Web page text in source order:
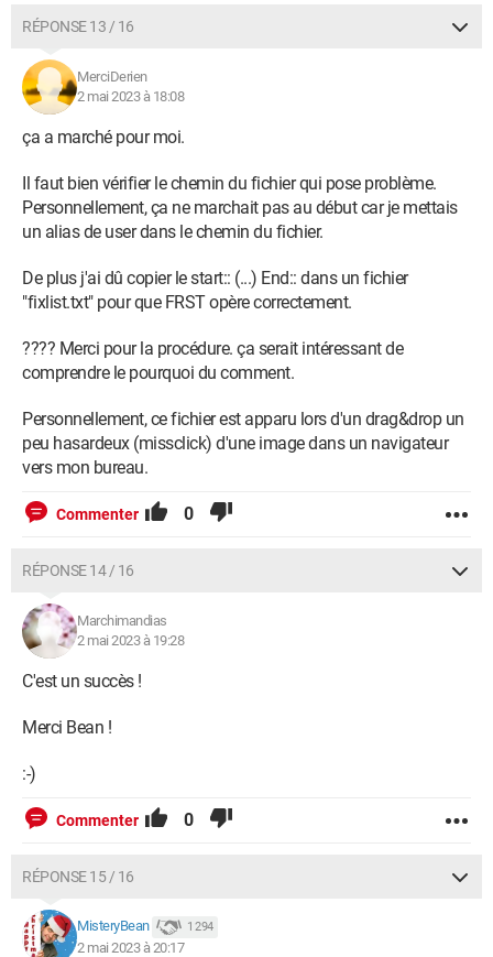
RÉPONSE 13 / 16
MerciDerien
2 mai 2023 à 18:08
ça a marché pour moi.
Il faut bien vérifier le chemin du fichier qui pose problème.
Personnellement, ça ne marchait pas au début car je mettais
un alias de user dans le chemin du fichier.
De plus j'ai dû copier le start:: (...) End:: dans un fichier
"fixlist.txt" pour que FRST opère correctement.
???? Merci pour la procédure. ça serait intéressant de
comprendre le pourquoi du comment.
Personnellement, ce fichier est apparu lors d'un drag&drop un
peu hasardeux (missclick) d'une image dans un navigateur
vers mon bureau.
Commenter 0
RÉPONSE 14 / 16
Marchimandias
2 mai 2023 à 19:28
C'est un succès !
Merci Bean !
:-)
Commenter 0
RÉPONSE 15 / 16
MisteryBean 1 294
2 mai 2023 à 20:17